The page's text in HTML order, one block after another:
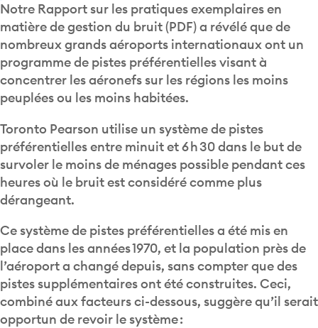
Notre Rapport sur les pratiques exemplaires en
matière de gestion du bruit (PDF) a révélé que de
nombreux grands aéroports internationaux ont un
programme de pistes préférentielles visant à
concentrer les aéronefs sur les régions les moins
peuplées ou les moins habitées.
Toronto Pearson utilise un système de pistes
préférentielles entre minuit et 6 h 30 dans le but de
survoler le moins de ménages possible pendant ces
heures où le bruit est considéré comme plus
dérangeant.
Ce système de pistes préférentielles a été mis en
place dans les années 1970, et la population près de
l’aéroport a changé depuis, sans compter que des
pistes supplémentaires ont été construites. Ceci,
combiné aux facteurs ci-dessous, suggère qu’il serait
opportun de revoir le système :